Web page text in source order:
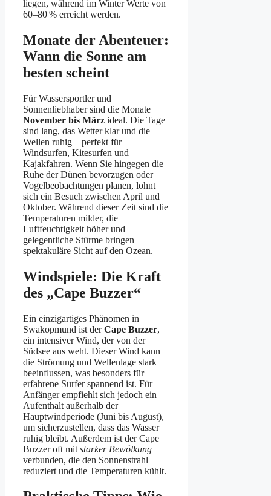
liegen, während im Winter Werte von
60–80 % erreicht werden.
Monate der Abenteuer:
Wann die Sonne am
besten scheint
Für Wassersportler und
Sonnenliebhaber sind die Monate
November bis März ideal. Die Tage
sind lang, das Wetter klar und die
Wellen ruhig – perfekt für
Windsurfen, Kitesurfen und
Kajakfahren. Wenn Sie hingegen die
Ruhe der Dünen bevorzugen oder
Vogelbeobachtungen planen, lohnt
sich ein Besuch zwischen April und
Oktober. Während dieser Zeit sind die
Temperaturen milder, die
Luftfeuchtigkeit höher und
gelegentliche Stürme bringen
spektakuläre Sicht auf den Ozean.
Windspiele: Die Kraft
des „Cape Buzzer“
Ein einzigartiges Phänomen in
Swakopmund ist derCape Buzzer,
ein intensiver Wind, der von der
Südsee aus weht. Dieser Wind kann
die Strömung und Wellenlage stark
beeinflussen, was besonders für
erfahrene Surfer spannend ist. Für
Anfänger empfiehlt sich jedoch ein
Aufenthalt außerhalb der
Hauptwindperiode (Juni bis August),
um sicherzustellen, dass das Wasser
ruhig bleibt. Außerdem ist der Cape
Buzzer oft mit starker Bewölkung
verbunden, die den Sonnenstrahl
reduziert und die Temperaturen kühlt.